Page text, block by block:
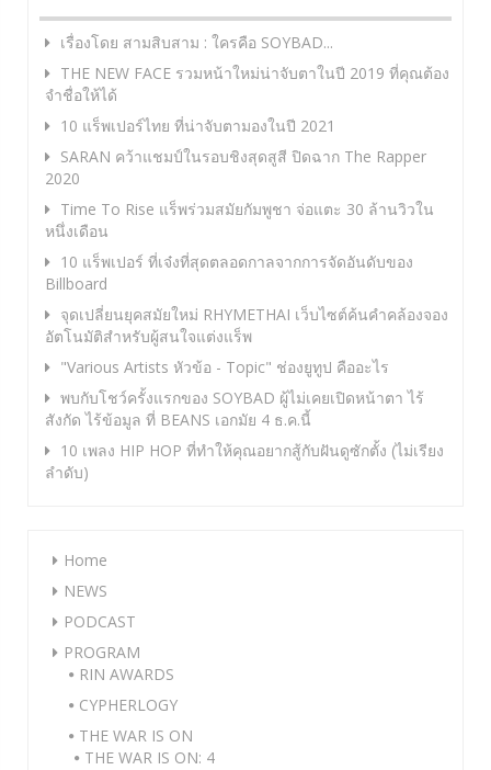
เรื่องโดย สามสิบสาม : ใครคือ SOYBAD...
THE NEW FACE รวมหน้าใหม่น่าจับตาในปี 2019 ที่คุณต้อง
จำชื่อให้ได้
10 แร็พเปอร์ไทย ที่น่าจับตามองในปี 2021
SARAN คว้าแชมป์ในรอบชิงสุดสูสี ปิดฉาก The Rapper
2020
Time To Rise แร็พร่วมสมัยกัมพูชา จ่อแตะ 30 ล้านวิวใน
หนึ่งเดือน
10 แร็พเปอร์ ที่เจ๋งที่สุดตลอดกาลจากการจัดอันดับของ
Billboard
จุดเปลี่ยนยุคสมัยใหม่ RHYMETHAI เว็บไซต์ค้นคำคล้องจอง
อัตโนมัติสำหรับผู้สนใจแต่งแร็พ
"Various Artists หัวข้อ - Topic" ช่องยูทูป คืออะไร
พบกับโชว์ครั้งแรกของ SOYBAD ผู้ไม่เคยเปิดหน้าตา ไร้
สังกัด ไร้ข้อมูล ที่ BEANS เอกมัย 4 ธ.ค.นี้
10 เพลง HIP HOP ที่ทำให้คุณอยากสู้กับฝันดูซักตั้ง (ไม่เรียง
ลำดับ)
Home
NEWS
PODCAST
PROGRAM
RIN AWARDS
CYPHERLOGY
THE WAR IS ON
THE WAR IS ON: 4